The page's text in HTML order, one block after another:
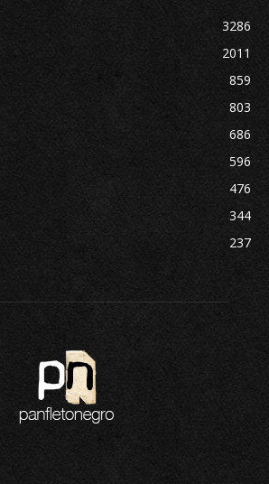
3286
2011
859
803
686
596
476
344
237